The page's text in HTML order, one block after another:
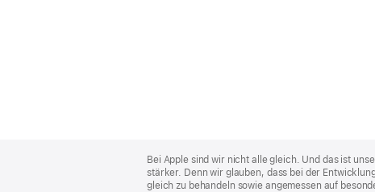
Footer
Bei Apple sind wir nicht alle gleich. Und das ist
stärker. Denn wir glauben, dass bei der
gleich zu behandeln sowie angemessen auf